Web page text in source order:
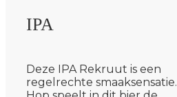
IPA
Deze IPA Rekruut is een
regelrechte smaaksensatie.